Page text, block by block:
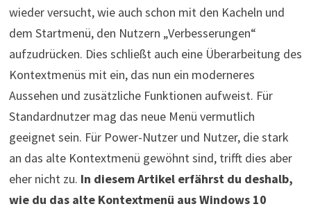
wieder versucht, wie auch schon mit den Kacheln und
dem Startmenü, den Nutzern „Verbesserungen“
aufzudrücken. Dies schließt auch eine Überarbeitung des
Kontextmenüs mit ein, das nun ein moderneres
Aussehen und zusätzliche Funktionen aufweist. Für
Standardnutzer mag das neue Menü vermutlich
geeignet sein. Für Power-Nutzer und Nutzer, die stark
an das alte Kontextmenü gewöhnt sind, trifft dies aber
eher nicht zu. In diesem Artikel erfährst du deshalb,
wie du das alte Kontextmenü aus Windows 10